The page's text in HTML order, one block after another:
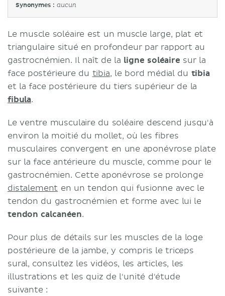
Synonymes :aucun
Le muscle soléaire est un muscle large, plat et
triangulaire situé en profondeur par rapport au
gastrocnémien. Il naît de la ligne soléaire sur la
face postérieure du tibia, le bord médial du tibia
et la face postérieure du tiers supérieur de la
fibula.
Le ventre musculaire du soléaire descend jusqu'à
environ la moitié du mollet, où les fibres
musculaires convergent en une aponévrose plate
sur la face antérieure du muscle, comme pour le
gastrocnémien. Cette aponévrose se prolonge
distalement en un tendon qui fusionne avec le
tendon du gastrocnémien et forme avec lui le
tendon calcanéen.
Pour plus de détails sur les muscles de la loge
postérieure de la jambe, y compris le triceps
sural, consultez les vidéos, les articles, les
illustrations et les quiz de l'unité d'étude
suivante :